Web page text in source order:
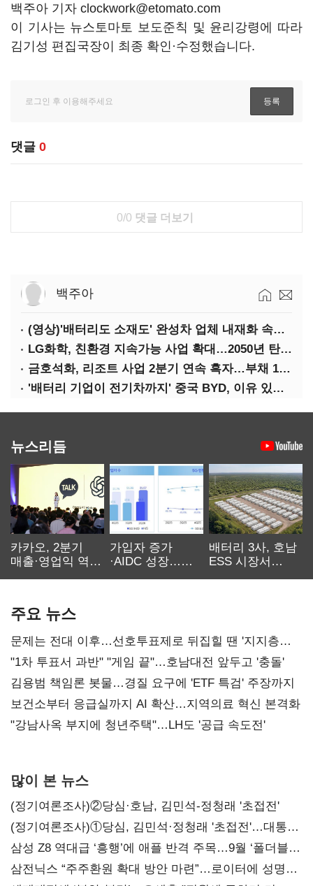
백주아 기자 clockwork@etomato.com
이 기사는 뉴스토마토 보도준칙 및 윤리강령에 따라
김기성 편집국장이 최종 확인·수정했습니다.
댓글 0
0/0 댓글 더보기
백주아
(영상)'배터리도 소재도' 완성차 업체 내재화 속도낸다
LG화학, 친환경 지속가능 사업 확대…2050년 탄소중립 달성
금호석화, 리조트 사업 2분기 연속 흑자…부채 170%↓
'배터리 기업이 전기차까지' 중국 BYD, 이유 있는 선전
뉴스리듬
카카오, 2분기
매출·영업익 역대
가입자 증가
·AIDC 성장…
배터리 3사, 호남
ESS 시장서
주요 뉴스
문제는 전대 이후…선호투표제로 뒤집힐 땐 '지지층
불복'
"1차 투표서 과반" "게임 끝"…호남대전 앞두고 '충돌'
김용범 책임론 봇물…경질 요구에 'ETF 특검' 주장까지
보건소부터 응급실까지 AI 확산…지역의료 혁신 본격화
"강남사옥 부지에 청년주택"…LH도 '공급 속도전'
많이 본 뉴스
(정기여론조사)②당심·호남, 김민석-정청래 '초접전'
(정기여론조사)①당심, 김민석·정청래 '초접전'…대통령
지지도 '50% 아래로'(종합)
삼성 Z8 역대급 ‘흥행’에 애플 반격 주목…9월 ‘폴더블
대전’
삼전닉스 “주주환원 확대 방안 마련”…로이터에 성명